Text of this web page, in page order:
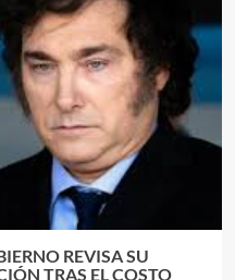
REVISA SU
TRAS EL COSTO